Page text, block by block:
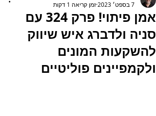
אמן פיתוי! פרק 324 עם
סניה ולדברג איש שיווק
להשקעות המונים
ולקמפיינים פוליטיים
7 בספט׳ 2023
זמן קריאה 1 דקות